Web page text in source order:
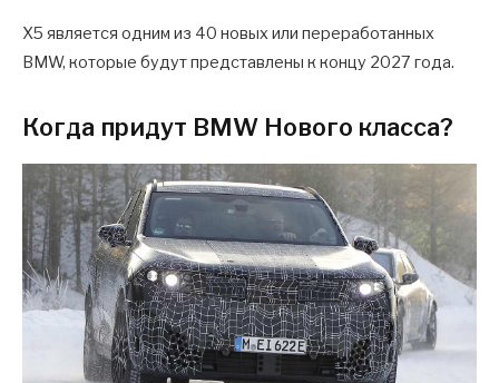
X5 является одним из 40 новых или переработанных
BMW, которые будут представлены к концу 2027 года.
Когда придут BMW Нового класса?